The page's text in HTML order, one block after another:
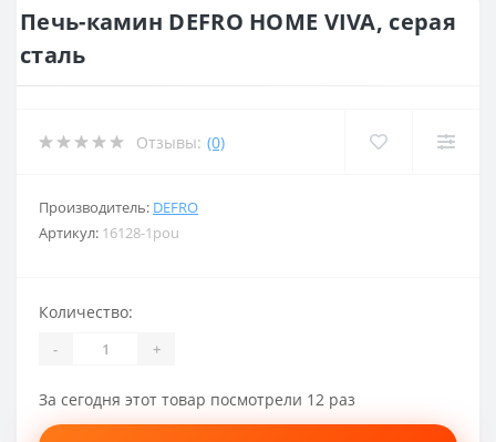
Печь-камин DEFRO HOME VIVA, серая
сталь
Отзывы: (0)
Производитель: DEFRO
Артикул: 16128-1pou
Количество:
- +
За сегодня этот товар посмотрели 12 раз